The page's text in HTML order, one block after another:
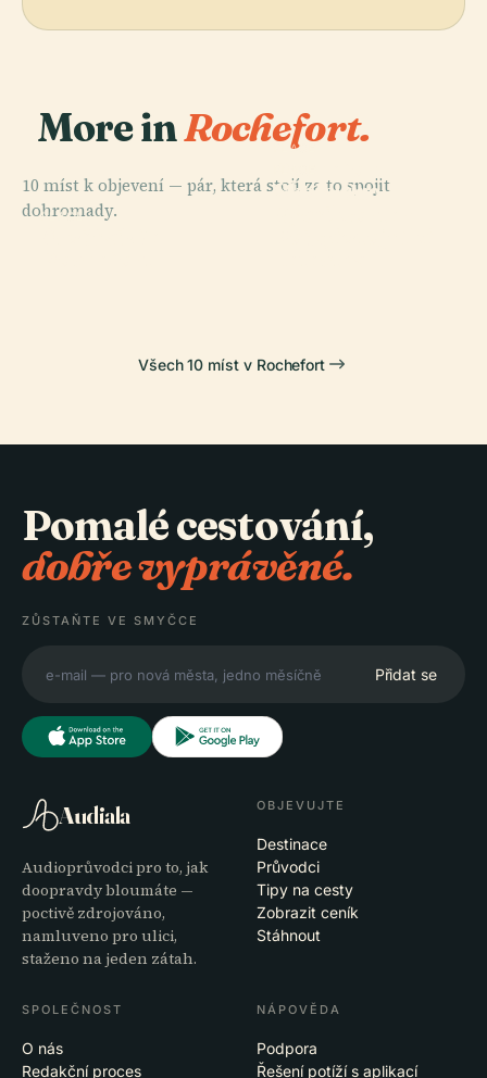
More inRochefort.
10 míst k objevení — pár, která stojí za to spojit
dohromady.
PLACE
PLACE
Martrou
PLACE
Škola Pro
Všech 10 míst v Rochefort
Pomalé cestování,
dobře vyprávěné.
ZŮSTAŇTE VE SMYČCE
Přidat se
Audiala
Audioprůvodci pro to, jak
doopravdy bloumáte —
poctivě zdrojováno,
namluveno pro ulici,
staženo na jeden zátah.
OBJEVUJTE
Destinace
Průvodci
Tipy na cesty
Zobrazit ceník
Stáhnout
SPOLEČNOST
O nás
Redakční proces
NÁPOVĚDA
Podpora
Řešení potíží s aplikací